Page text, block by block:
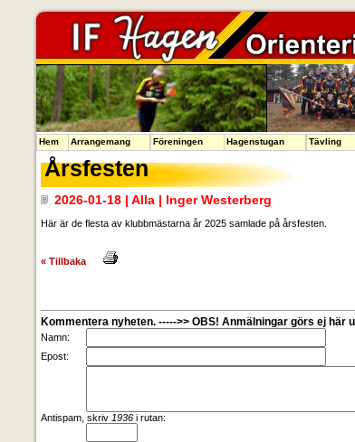
Årsfesten
2026-01-18 | Alla | Inger Westerberg
Här är de flesta av klubbmästarna år 2025 samlade på årsfesten.
« Tillbaka
Kommentera nyheten. ----->> OBS! Anmälningar görs ej här
Namn:
Epost:
Antispam, skriv 1936 i rutan:
Hem Arrangemang Föreningen Hagenstugan Tävling